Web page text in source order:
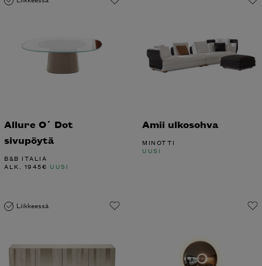
Allure O´ Dot
sivupöytä
B&B ITALIA
ALK. 1945€ UUSI
Amii ulkosohva
MINOTTI
UUSI
Liikkeessä